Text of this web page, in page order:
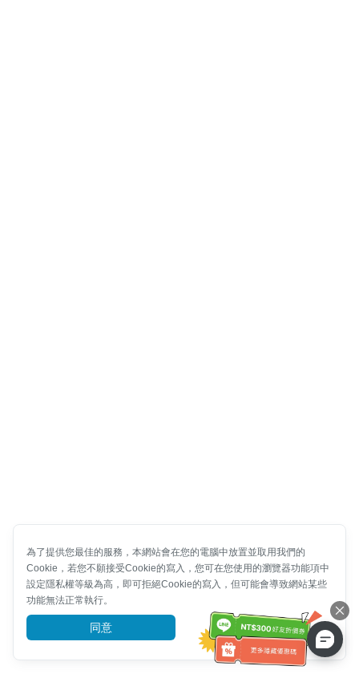
為了提供您最佳的服務，本網站會在您的電腦中放置並取用我們的
Cookie，若您不願接受Cookie的寫入，您可在您使用的瀏覽器功能項中
設定隱私權等級為高，即可拒絕Cookie的寫入，但可能會導致網站某些
功能無法正常執行。
同意 前往了解